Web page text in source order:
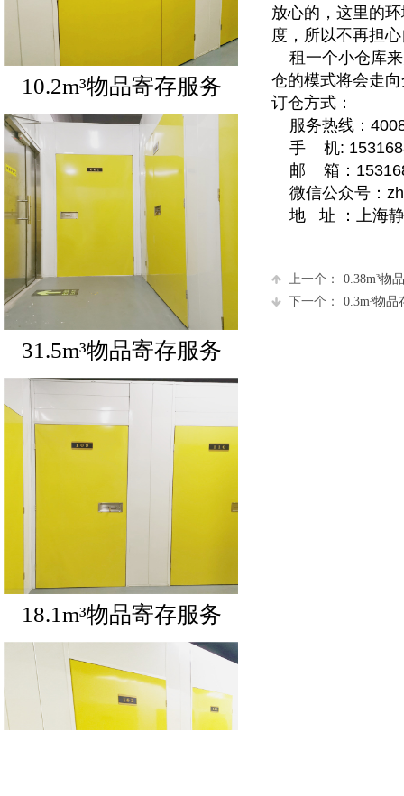
放心的，这里的
度，所以不再担
租一个小仓库来
仓的模式将会走
订仓方式：
服务热线：
手 机:
邮 箱：
微信公众号：
地 址 ：上海静
上一个：
0.38m³物
下一个：
0.3m³物品
10.2m³物品寄存服务
31.5m³物品寄存服务
18.1m³物品寄存服务